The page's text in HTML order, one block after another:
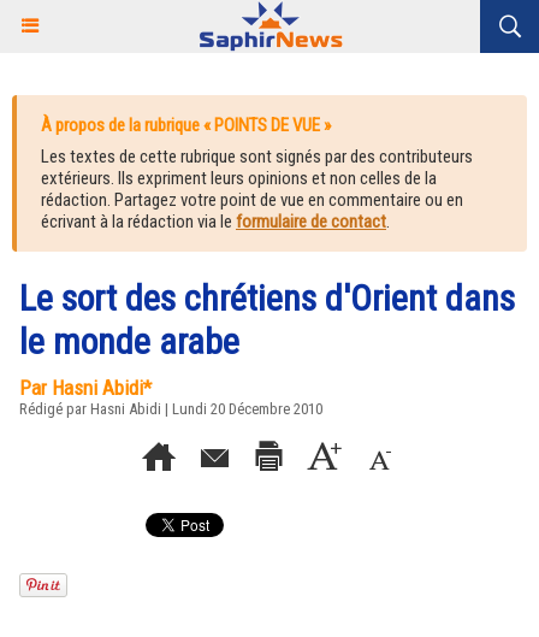
À propos de la rubrique « POINTS DE VUE »
Les textes de cette rubrique sont signés par des contributeurs
extérieurs. Ils expriment leurs opinions et non celles de la
rédaction. Partagez votre point de vue en commentaire ou en
écrivant à la rédaction via le formulaire de contact.
Le sort des chrétiens d'Orient dans
le monde arabe
Par Hasni Abidi*
Rédigé par Hasni Abidi | Lundi 20 Décembre 2010